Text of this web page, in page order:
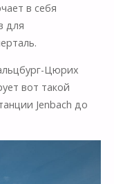
в себя
для
Цюрих
вот такой
Jenbach до